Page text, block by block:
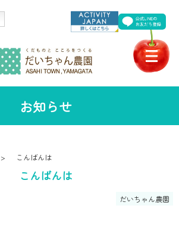
お知らせ
こんばんは
こんばんは
だいちゃん農園